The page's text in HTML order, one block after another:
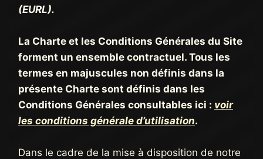
(EURL).
La Charte et les Conditions Générales du Site
forment un ensemble contractuel. Tous les
termes en majuscules non définis dans la
présente Charte sont définis dans les
Conditions Générales consultables ici : voir
les conditions générale d’utilisation.
Dans le cadre de la mise à disposition de notre